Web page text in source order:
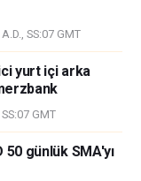
SS:07 GMT
yurt içi arka
GMT
50 günlük SMA'yı